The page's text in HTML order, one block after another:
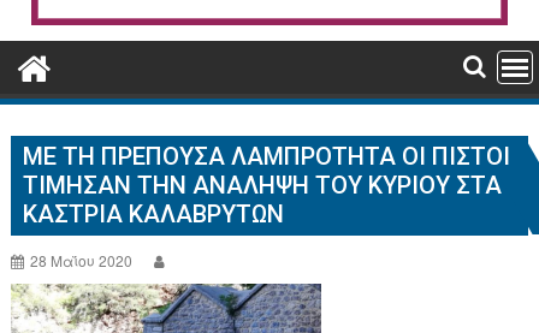
ΜΕ ΤΗ ΠΡΈΠΟΥΣΑ ΛΑΜΠΡΌΤΗΤΑ ΟΙ ΠΙΣΤΟΊ
ΤΊΜΗΣΑΝ ΤΗΝ ΑΝΆΛΗΨΗ ΤΟΥ ΚΥΡΊΟΥ ΣΤΑ
ΚΑΣΤΡΙΆ ΚΑΛΑΒΡΎΤΩΝ
28 Μαΐου 2020